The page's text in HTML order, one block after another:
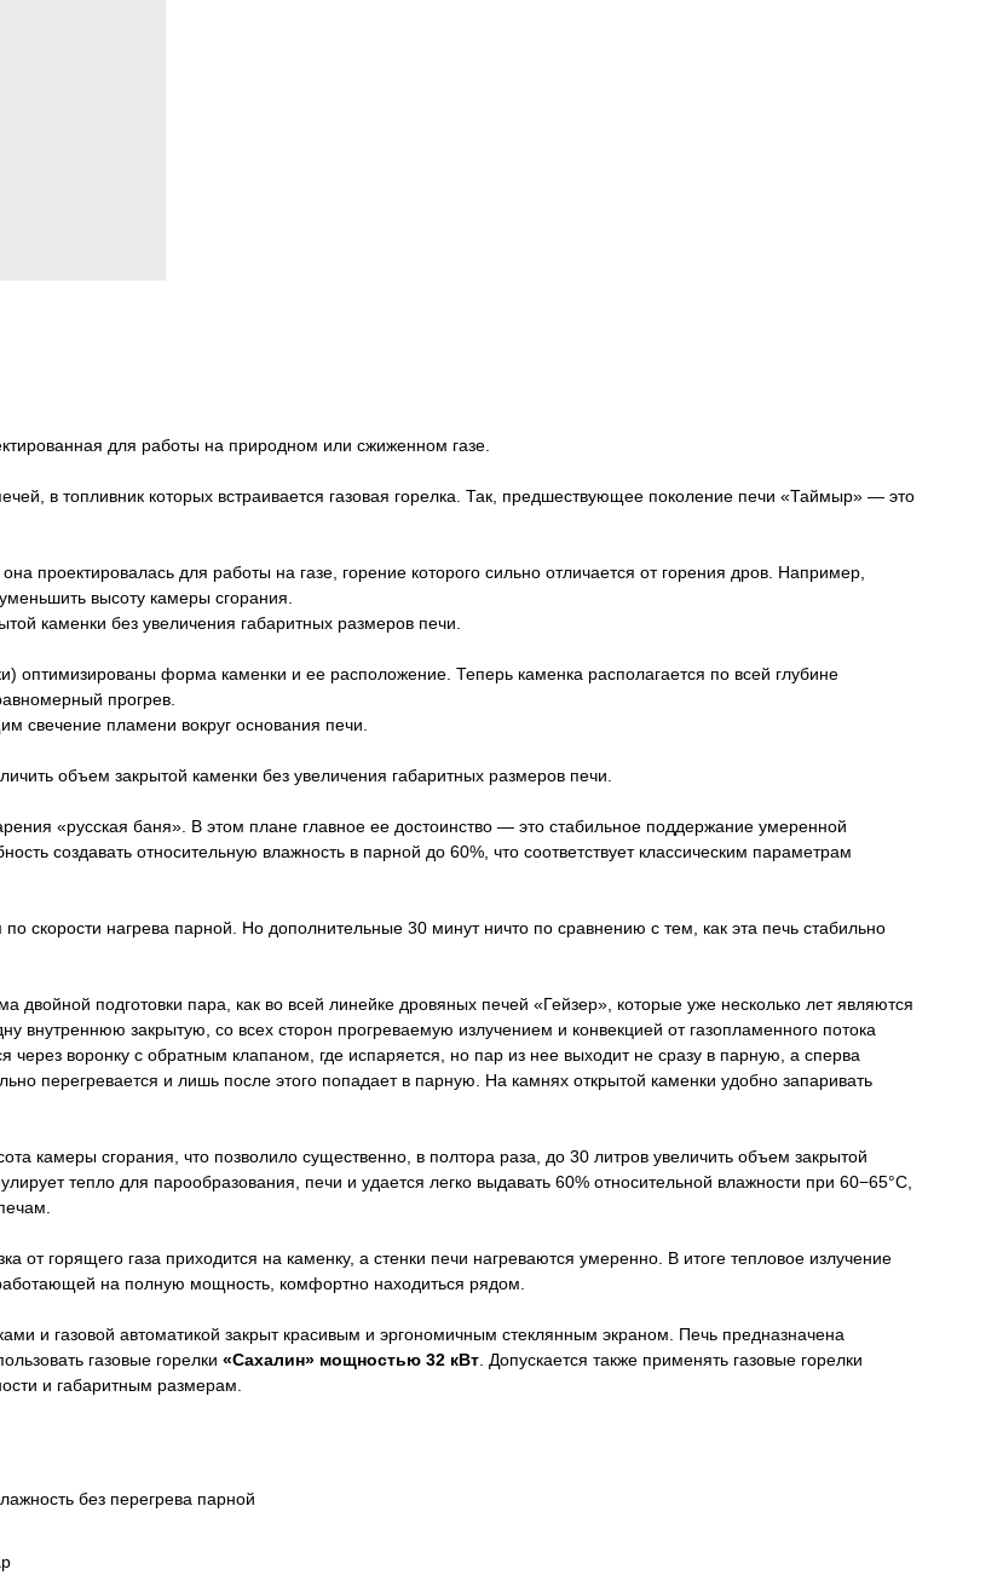
для работы на природном или сжиженном газе.
в топливник которых встраивается газовая горелка. Так, предшествующее поколение печи «Таймыр» — это
проектировалась для работы на газе, горение которого сильно отличается от горения дров. Например,
высоту камеры сгорания.
каменки без увеличения габаритных размеров печи.
оптимизированы форма каменки и ее расположение. Теперь каменка располагается по всей глубине
прогрев.
пламени вокруг основания печи.
объем закрытой каменки без увеличения габаритных размеров печи.
«русская баня». В этом плане главное ее достоинство — это стабильное поддержание умеренной
создавать относительную влажность в парной до 60%, что соответствует классическим параметрам
скорости нагрева парной. Но дополнительные 30 минут ничто по сравнению с тем, как эта печь стабильно
подготовки пара, как во всей линейке дровяных печей «Гейзер», которые уже несколько лет являются
закрытую, со всех сторон прогреваемую излучением и конвекцией от газопламенного потока
воронку с обратным клапаном, где испаряется, но пар из нее выходит не сразу в парную, а сперва
перегревается и лишь после этого попадает в парную. На камнях открытой каменки удобно запаривать
камеры сгорания, что позволило существенно, в полтора раза, до 30 литров увеличить объем закрытой
тепло для парообразования, печи и удается легко выдавать 60% относительной влажности при 60−65°C,
от горящего газа приходится на каменку, а стенки печи нагреваются умеренно. В итоге тепловое излучение
на полную мощность, комфортно находиться рядом.
и газовой автоматикой закрыт красивым и эргономичным стеклянным экраном. Печь предназначена
газовые горелки «Сахалин» мощностью 32 кВт . Допускается также применять газовые горелки
и габаритным размерам.
без перегрева парной